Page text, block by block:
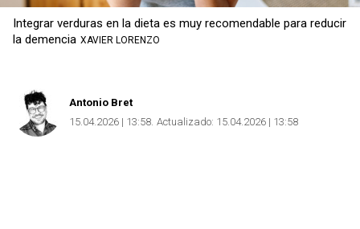
Integrar verduras en la dieta es muy recomendable para reducir
la demencia XAVIER LORENZO
Antonio Bret
15.04.2026 | 13:58 Actualizado: 15.04.2026 | 13:58